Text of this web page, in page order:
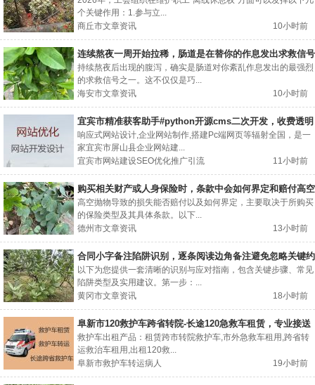
个关键作用：1.参与立...
商丘市文章资讯
10小时前
连续熬夜一周开始拉稀，肠道是在替你的作息发出求救信号
吗？
持续熬夜后出现的腹泻，确实是肠道对你紊乱作息发出的最强烈
的求救信号之一。这不仅仅是巧...
海安市文章资讯
10小时前
宜宾市精准获客助手#python开源cms二次开发，收费透明
响应式网站设计,企业网站制作,搭建Pc端网页等辐射全国，是一
家宜宾市屏山县企业网站建...
宜宾市网站建设SEO优化推广引流
11小时前
购买相关财产或人身保险时，条款中会如何界定和赔付高空
抛物导致的损失？
高空抛物导致的损失能否赔付以及如何界定，主要取决于所购买
的保险类型及其具体条款。以下...
德州市文章资讯
13小时前
合同小字备注陷阱识别，逐条阅读边角备注避免忽略关键约
束
以下为您提供一套清晰的识别与应对指南，包含关键步骤、常见
陷阱类型及实用建议。第一步：...
黄冈市文章资讯
18小时前
阜新市120救护车跨省转院-长途120急救车租赁，专业接送
病人
救护车出租产品：租赁跨市转院救护车,市外急救车租用,跨省转
运救治车租用,出租120救...
阜新市救护车转运病人
19小时前